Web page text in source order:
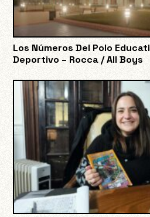
Los Números Del Polo
Deportivo – Rocca / All Boys